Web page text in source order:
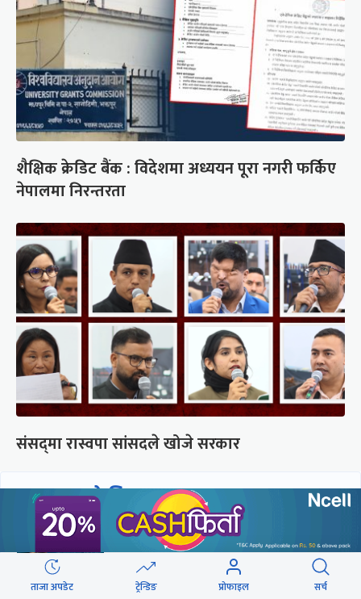
शैक्षिक क्रेडिट बैंक : विदेशमा अध्ययन पूरा नगरी फर्किए
नेपालमा निरन्तरता
संसद्‍मा रास्वपा सांसदले खोजे सरकार
छुटाउनुभयो कि ?
संसद्लाई टेर्दैनन् प्रधानमन्त्री, लाचार
छन् सभामुख
ताजा अपडेट ट्रेन्डिङ प्रोफाइल सर्च